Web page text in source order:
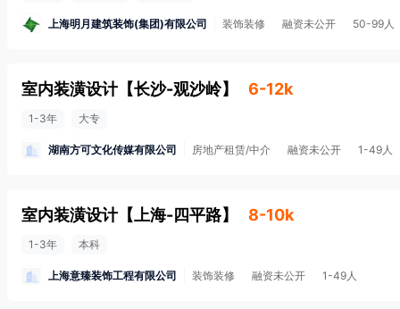
上海明月建筑装饰(集团)有限公司 装饰装修 融资未公开 50-99人
室内装潢设计 【长沙-观沙岭】 6-12k
1-3年 大专
湖南方可文化传媒有限公司 房地产租赁/中介 融资未公开 1-49人
室内装潢设计 【 上海-四平路】 8-10k
1-3年 本科
上海意臻装饰工程有限公司 装饰装修 融资未公开 1-49人